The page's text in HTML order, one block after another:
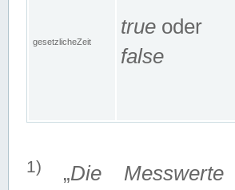
gesetzlicheZeit
true oder
false
1) „Die